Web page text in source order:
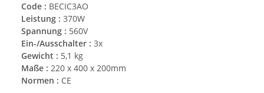
Code : BECIC3AO
Leistung : 370W
Spannung : 560V
Ein-/Ausschalter : 3x
Gewicht : 5,1 kg
Maße : 220 x 400 x 200mm
Normen : CE